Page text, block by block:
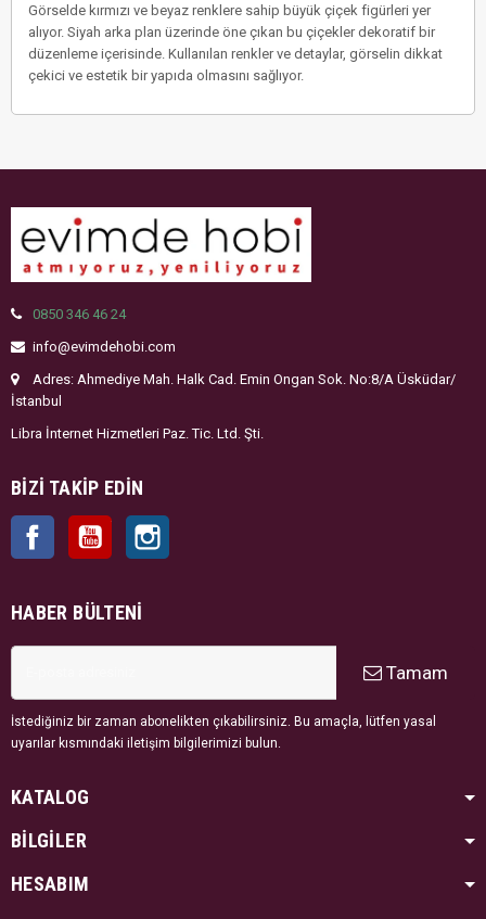
Görselde kırmızı ve beyaz renklere sahip büyük çiçek figürleri yer
alıyor. Siyah arka plan üzerinde öne çıkan bu çiçekler dekoratif bir
düzenleme içerisinde. Kullanılan renkler ve detaylar, görselin dikkat
çekici ve estetik bir yapıda olmasını sağlıyor.
0850 346 46 24
info@evimdehobi.com
Adres: Ahmediye Mah. Halk Cad. Emin Ongan Sok. No:8/A Üsküdar/
İstanbul
Libra İnternet Hizmetleri Paz. Tic. Ltd. Şti.
BIZI TAKIP EDIN
Facebook YouTube
HABER BÜLTENI
Tamam
İstediğiniz bir zaman abonelikten çıkabilirsiniz. Bu amaçla, lütfen yasal
uyarılar kısmındaki iletişim bilgilerimizi bulun.
KATALOG
BİLGİLER
HESABIM